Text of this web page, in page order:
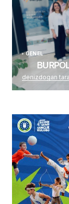
GENEL
denizdogan